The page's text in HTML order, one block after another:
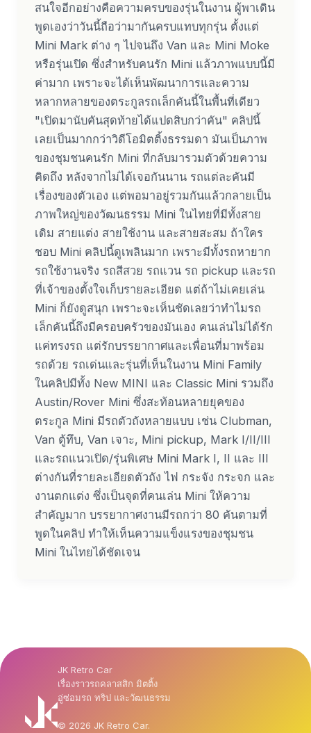
สนใจอีกอย่างคือความครบของรุ่นในงาน ผู้พาเดิน
พูดเองว่าวันนี้ถือว่ามากันครบแทบทุกรุ่น ตั้งแต่
Mini Mark ต่าง ๆ ไปจนถึง Van และ Mini Moke
หรือรุ่นเปิด ซึ่งสำหรับคนรัก Mini แล้วภาพแบบนี้มี
ค่ามาก เพราะจะได้เห็นพัฒนาการและความ
หลากหลายของตระกูลรถเล็กคันนี้ในพื้นที่เดียว
"เปิดมานับคันสุดท้ายได้แปดสิบกว่าคัน" คลิปนี้
เลยเป็นมากกว่าวิดีโอมิตติ้งธรรมดา มันเป็นภาพ
ของชุมชนคนรัก Mini ที่กลับมารวมตัวด้วยความ
คิดถึง หลังจากไม่ได้เจอกันนาน รถแต่ละคันมี
เรื่องของตัวเอง แต่พอมาอยู่รวมกันแล้วกลายเป็น
ภาพใหญ่ของวัฒนธรรม Mini ในไทยที่มีทั้งสาย
เดิม สายแต่ง สายใช้งาน และสายสะสม ถ้าใคร
ชอบ Mini คลิปนี้ดูเพลินมาก เพราะมีทั้งรถหายาก
รถใช้งานจริง รถสีสวย รถแวน รถ pickup และรถ
ที่เจ้าของตั้งใจเก็บรายละเอียด แต่ถ้าไม่เคยเล่น
Mini ก็ยังดูสนุก เพราะจะเห็นชัดเลยว่าทำไมรถ
เล็กคันนี้ถึงมีครอบครัวของมันเอง คนเล่นไม่ได้รัก
แค่ทรงรถ แต่รักบรรยากาศและเพื่อนที่มาพร้อม
รถด้วย รถเด่นและรุ่นที่เห็นในงาน Mini Family
ในคลิปมีทั้ง New MINI และ Classic Mini รวมถึง
Austin/Rover Mini ซึ่งสะท้อนหลายยุคของ
ตระกูล Mini มีรถตัวถังหลายแบบ เช่น Clubman,
Van ตู้ทึบ, Van เจาะ, Mini pickup, Mark I/II/III
และรถแนวเปิด/รุ่นพิเศษ Mini Mark I, II และ III
ต่างกันที่รายละเอียดตัวถัง ไฟ กระจัง กระจก และ
งานตกแต่ง ซึ่งเป็นจุดที่คนเล่น Mini ให้ความ
สำคัญมาก บรรยากาศงานมีรถกว่า 80 คันตามที่
พูดในคลิป ทำให้เห็นความแข็งแรงของชุมชน
Mini ในไทยได้ชัดเจน
JK Retro Car
เรื่องราวรถคลาสสิก มิตติ้ง
อู่ซ่อมรถ ทริป และวัฒนธรรม
© 2026 JK Retro Car.